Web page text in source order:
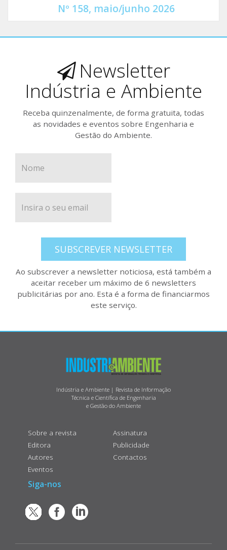
Nº 158, maio/junho 2026
Newsletter
Indústria e Ambiente
Receba quinzenalmente, de forma gratuita, todas
as novidades e eventos sobre Engenharia e
Gestão do Ambiente.
SUBSCREVER NEWSLETTER
Ao subscrever a newsletter noticiosa, está também a
aceitar receber um máximo de 6 newsletters
publicitárias por ano. Esta é a forma de financiarmos
este serviço.
Indústria e Ambiente | Revista de Informação
Técnica e Científica de Engenharia
e Gestão do Ambiente
Sobre a revista
Editora
Autores
Eventos
Assinatura
Publicidade
Contactos
Siga-nos